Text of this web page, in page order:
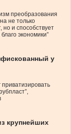
преобразования
не только
и способствует
экономики”
у
крупнейших